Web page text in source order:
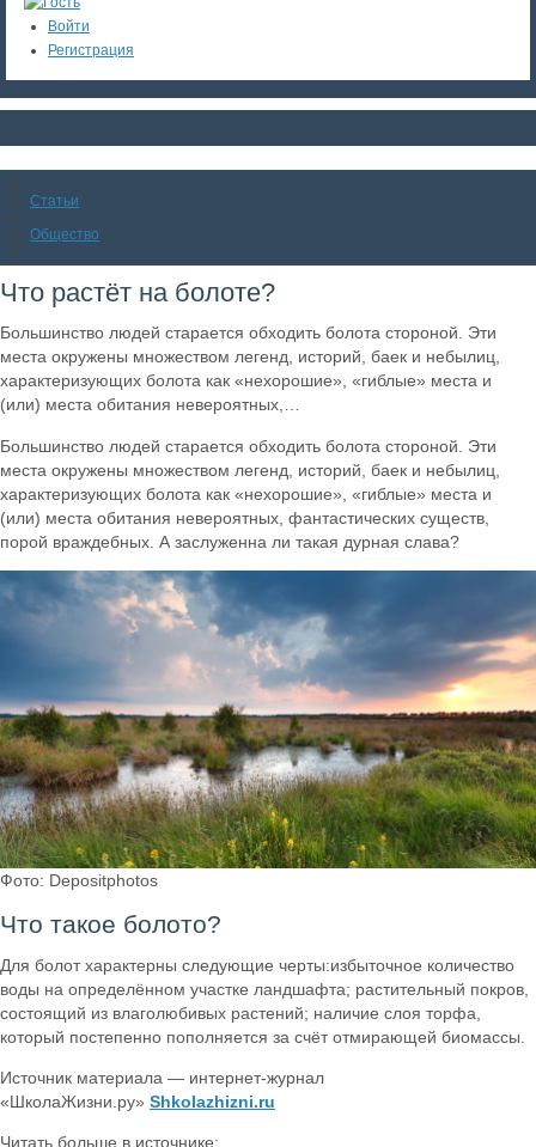
Войти
Регистрация
Статьи
Общество
Что растёт на болоте?
Большинство людей старается обходить болота стороной. Эти
места окружены множеством легенд, историй, баек и небылиц,
характеризующих болота как «нехорошие», «гиблые» места и
(или) места обитания невероятных,…
Большинство людей старается обходить болота стороной. Эти
места окружены множеством легенд, историй, баек и небылиц,
характеризующих болота как «нехорошие», «гиблые» места и
(или) места обитания невероятных, фантастических существ,
порой враждебных. А заслуженна ли такая дурная слава?
Фото: Depositphotos
Что такое болото?
Для болот характерны следующие черты:избыточное количество
воды на определённом участке ландшафта; растительный покров,
состоящий из влаголюбивых растений; наличие слоя торфа,
который постепенно пополняется за счёт отмирающей биомассы.
Источник материала — интернет-журнал
«ШколаЖизни.ру» Shkolazhizni.ru
Читать больше в источнике: